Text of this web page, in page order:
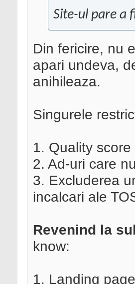
Site-ul pare a
Din fericire, nu
apari undeva,
anihileaza.
Singurele
1. Quality score
2. Ad-uri care
3. Excluderea
incalcari ale
Revenind la
know:
1. Landing